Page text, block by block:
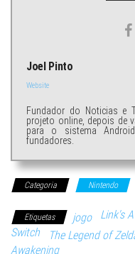
Joel Pinto
Website
Fundador do Noticias e
projeto online, depois de
para o sistema
fundadores.
Categoria Nintendo
Etiquetas jogo Link's
Switch
The Legend of
Awakening